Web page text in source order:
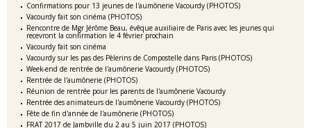
Confirmations pour 13 jeunes de l'aumônerie Vacourdy (PHOTOS)
Vacourdy fait son cinéma (PHOTOS)
Rencontre de Mgr Jérôme Beau, évêque auxiliaire de Paris avec les jeunes qui
recevront la confirmation le 4 février prochain
Vacourdy fait son cinéma
Vacourdy sur les pas des Pèlerins de Compostelle dans Paris (PHOTOS)
Week-end de rentrée de l'aumônerie Vacourdy (PHOTOS)
Rentrée de l'aumônerie (PHOTOS)
Réunion de rentrée pour les parents de l'aumônerie Vacourdy
Rentrée des animateurs de l'aumônerie Vacourdy (PHOTOS)
Fête de fin d'année de l'aumônerie (PHOTOS)
FRAT 2017 de Jambville du 2 au 5 juin 2017 (PHOTOS)